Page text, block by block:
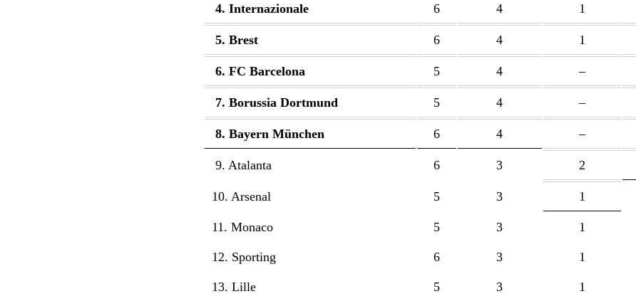
4. Internazionale 6 4 1
5. Brest 6 4 1
6. FC Barcelona 5 4 –
7. Borussia Dortmund 5 4 –
8. Bayern München 6 4 –
9. Atalanta 6 3 2
10. Arsenal 5 3 1
11. Monaco 5 3 1
12. Sporting 6 3 1
13. Lille 5 3 1